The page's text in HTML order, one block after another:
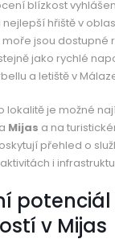
blízkost
hřiště v
jsou dostupné
jako rychlé
a letiště v
lokalitě je možné
Mijas a na
přehled o
i
potenciál
v Mijas